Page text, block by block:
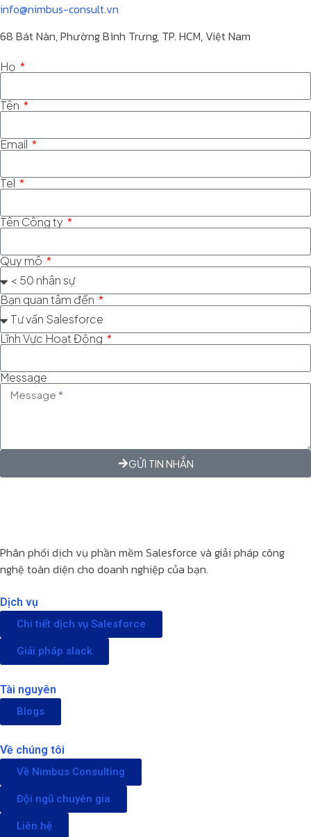
info@nimbus-consult.vn
68 Bát Nàn, Phường Bình Trưng, TP. HCM, Việt Nam
Họ
Tên
Email
Tel
Tên Công ty
Quy mô
Bạn quan tâm đến
Lĩnh Vực Hoạt Động
Message
GỬI TIN NHẮN
Phân phối dịch vụ phần mềm Salesforce và giải pháp công
nghệ toàn diện cho doanh nghiệp của bạn.
Dịch vụ
Chi tiết dịch vụ Salesforce
Giải pháp slack
Tài nguyên
Blogs
Về chúng tôi
Về Nimbus Consulting
Đội ngũ chuyên gia
Liên hệ